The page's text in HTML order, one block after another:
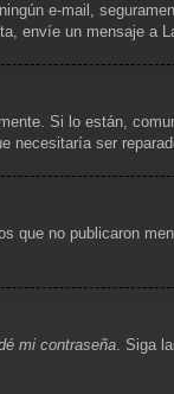
e-mail,
envíe un mensaje a
Si lo están,
necesitaría ser
que no publicaron
mi contraseña. Siga